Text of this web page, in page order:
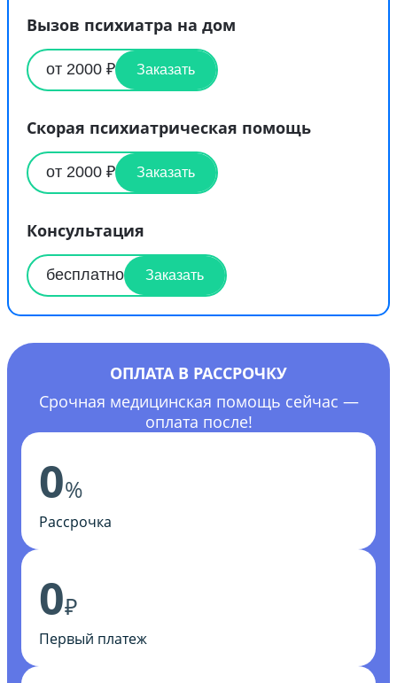
Вызов психиатра на дом
от 2000 ₽ Заказать
Скорая психиатрическая помощь
от 2000 ₽ Заказать
Консультация
бесплатно Заказать
ОПЛАТА В РАССРОЧКУ
Срочная медицинская помощь сейчас —
оплата после!
0%
Рассрочка
0₽
Первый платеж